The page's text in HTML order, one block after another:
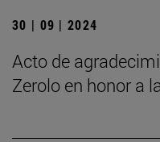
30 | 09 | 2024
Acto de
Zerolo en honor a